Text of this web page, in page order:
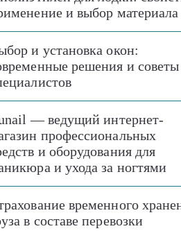
и выбор материала
и установка окон:
решения и советы
— ведущий интернет-
профессиональных
и оборудования для
и ухода за ногтями
временного
в составе перевозки